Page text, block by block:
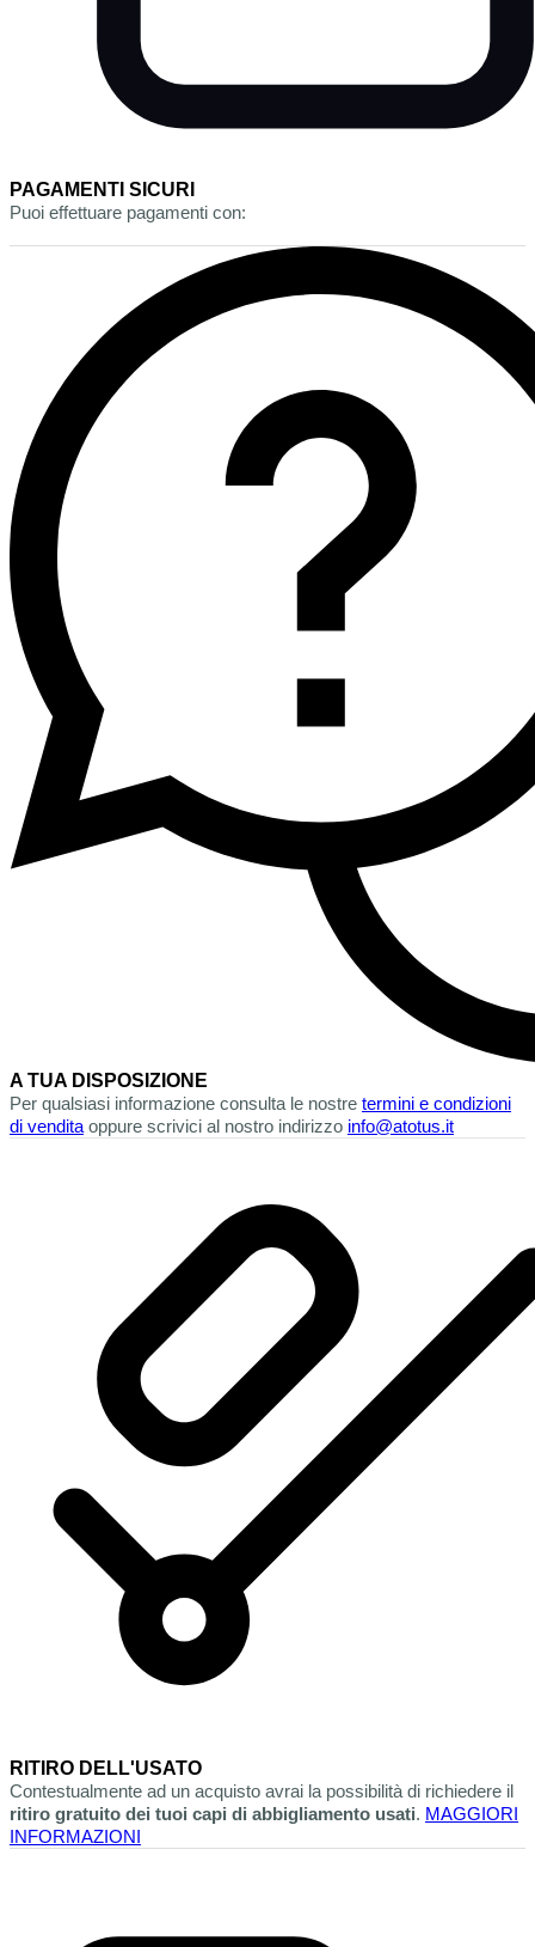
PAGAMENTI SICURI
Puoi effettuare pagamenti con:
A TUA DISPOSIZIONE
Per qualsiasi informazione consulta le nostre termini e condizioni
di vendita oppure scrivici al nostro indirizzo info@atotus.it
RITIRO DELL'USATO
Contestualmente ad un acquisto avrai la possibilità di richiedere il
ritiro gratuito dei tuoi capi di abbigliamento usati. MAGGIORI
INFORMAZIONI